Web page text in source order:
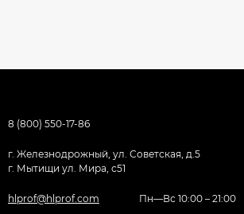
8 (800) 550-17-86
г. Железнодрожный, ул. Советская, д.5
г. Мытищи ул. Мира, с51
hlprof@hlprof.com Пн—Вс 10:00 – 21:00